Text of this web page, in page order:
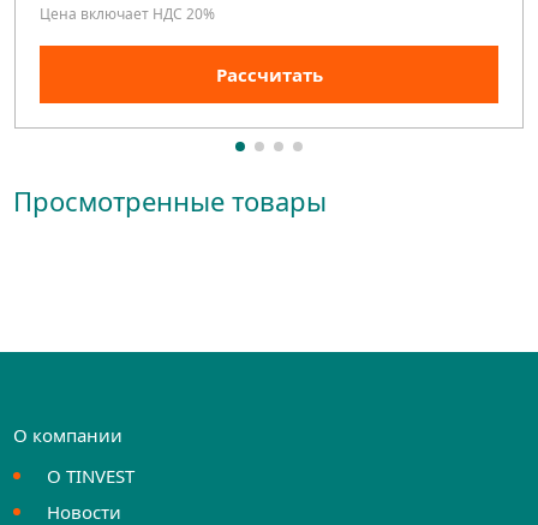
Цена включает НДС 20%
Рассчитать
Просмотренные товары
О компании
О TINVEST
Новости